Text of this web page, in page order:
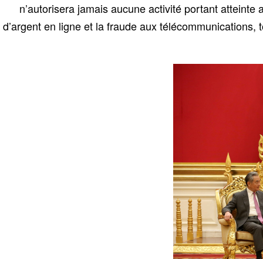
n’autorisera jamais aucune activité portant
d’argent en ligne et la fraude aux